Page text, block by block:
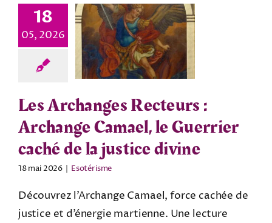
18
05, 2026
Les Archanges Recteurs :
Archange Camael, le Guerrier
caché de la justice divine
18 mai 2026 | Esotérisme
Découvrez l’Archange Camael, force cachée de
justice et d’énergie martienne. Une lecture